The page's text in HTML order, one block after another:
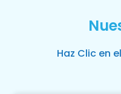
Haz Clic en